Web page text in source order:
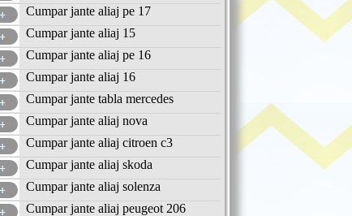
Cumpar jante aliaj pe 17
Cumpar jante aliaj 15
Cumpar jante aliaj pe 16
Cumpar jante aliaj 16
Cumpar jante tabla mercedes
Cumpar jante aliaj nova
Cumpar jante aliaj citroen c3
Cumpar jante aliaj skoda
Cumpar jante aliaj solenza
Cumpar jante aliaj peugeot 206